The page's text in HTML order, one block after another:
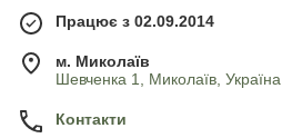
Працює з 02.09.2014
м. Миколаїв
Шевченка 1, Миколаїв, Україна
Контакти